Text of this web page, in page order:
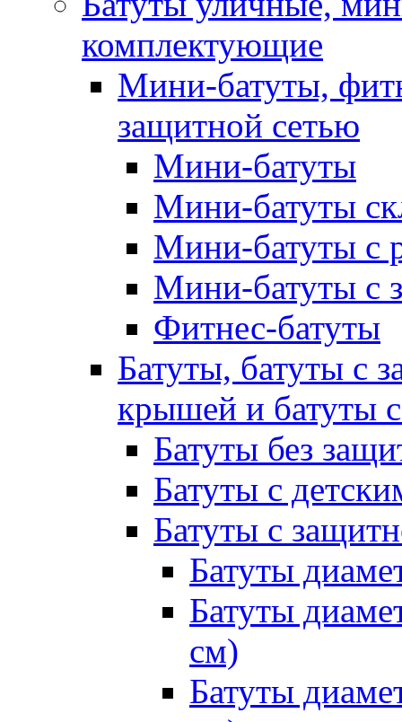
комплектующие
Мини-батуты,
защитной сетью
Мини-батуты
Мини-батуты
Мини-батуты с
Мини-батуты с
Фитнес-батуты
Батуты, батуты с
крышей и батуты
Батуты без
Батуты с
Батуты с
Батуты
Батуты
см)
Батуты